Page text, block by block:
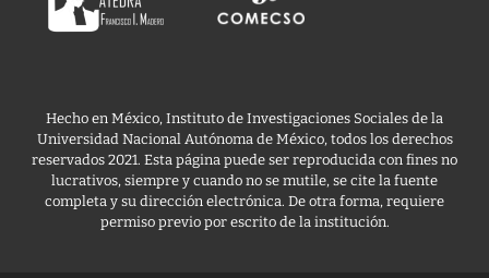
Hecho en México, Instituto de Investigaciones Sociales de la
Universidad Nacional Autónoma de México, todos los derechos
reservados 2021. Esta página puede ser reproducida con fines no
lucrativos, siempre y cuando no se mutile, se cite la fuente
completa y su dirección electrónica. De otra forma, requiere
permiso previo por escrito de la institución.